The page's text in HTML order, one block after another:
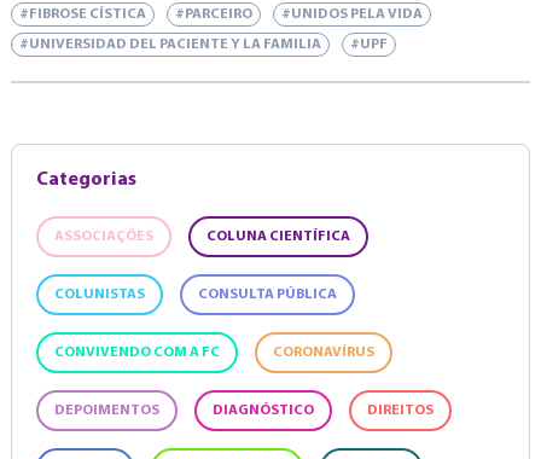
#FIBROSE CÍSTICA #PARCEIRO #UNIDOS PELA VIDA
#UNIVERSIDAD DEL PACIENTE Y LA FAMILIA #UPF
Categorias
ASSOCIAÇÕES COLUNA CIENTÍFICA
COLUNISTAS CONSULTA PÚBLICA
CONVIVENDO COM A FC CORONAVÍRUS
DEPOIMENTOS DIAGNÓSTICO DIREITOS